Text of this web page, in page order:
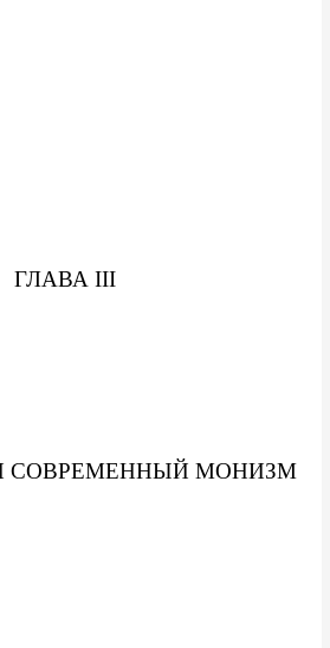
ГЛАВА III
СОВРЕМЕННЫЙ МОНИЗМ